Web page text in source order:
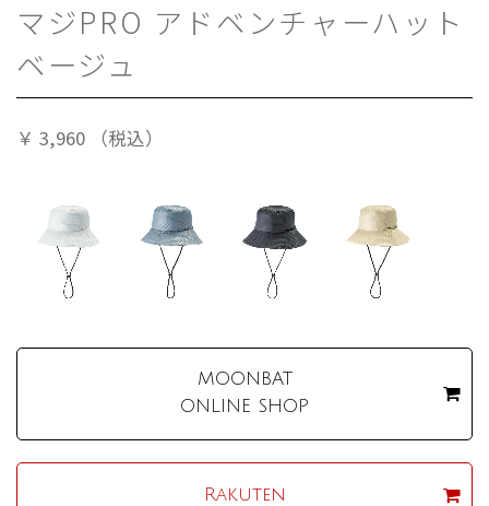
マジPRO アドベンチャーハット
ベージュ
￥ 3,960 （税込）
MOONBAT
ONLINE SHOP
Rakuten